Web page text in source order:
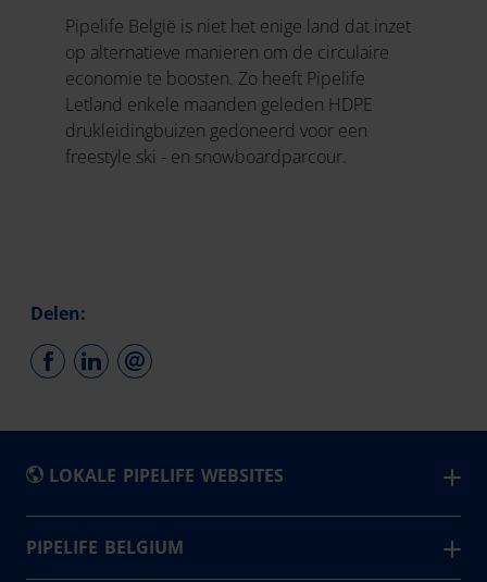
Pipelife België is niet het enige land dat inzet
op alternatieve manieren om de circulaire
economie te boosten. Zo heeft Pipelife
Letland enkele maanden geleden HDPE
drukleidingbuizen gedoneerd voor een
freestyle ski - en snowboardparcour.
Delen:
LOKALE PIPELIFE WEBSITES
België - Nederlands
PIPELIFE BELGIUM
Pipelife is één van de grootste producenten van